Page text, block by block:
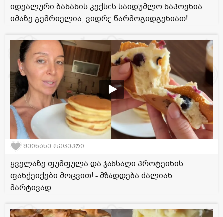
იდეალური ბანანის კექსის საიდუმლო ნაპოვნია –
იმაზე გემრიელია, ვიდრე წარმოგიდგენიათ!
შეინახე რეცეპტი
ყველაზე ფუმფულა და ჯანსაღი პროტეინის
ფანქეიქები მოცვით! - მზადდება ძალიან
მარტივად